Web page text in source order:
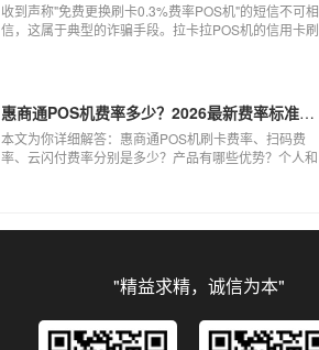
收到声称"免费更换刷卡0.3%费率POS机"的短信不可相
信，这属于典型的诈骗手段。拉卡拉POS机的信用卡刷
惠商通POS机费率多少？2026最新费率标准及办理全攻略
本文为你详细解答：惠商通POS机刷卡费率、扫码费
率、云闪付费率分别是多少？产品有哪些优势？个人和
"精益求精，诚信为本"